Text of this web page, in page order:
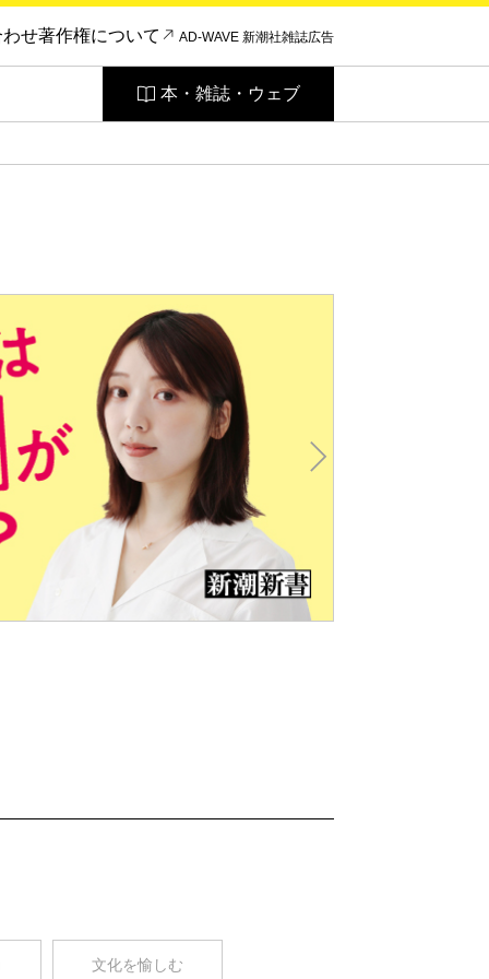
わせ著作権について AD-WAVE 新潮社雑誌広告
本・雑誌・ウェブ
文化を愉しむ